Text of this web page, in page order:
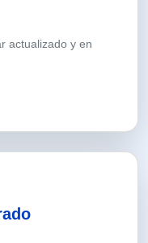
actualizado y en